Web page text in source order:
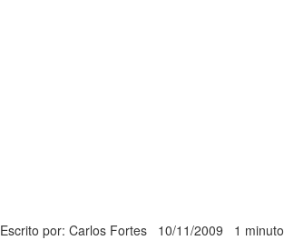
Escrito por: Carlos Fortes 10/11/2009 1 minuto